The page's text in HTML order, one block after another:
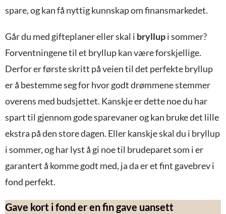
spare, og kan få nyttig kunnskap om finansmarkedet.
Går du med gifteplaner eller skal i bryllupi sommer?
Forventningene til et bryllup kan være forskjellige.
Derfor er første skritt på veien til det perfekte bryllup
er å bestemme seg for hvor godt drømmene stemmer
overens med budsjettet. Kanskje er dette noe du har
spart til gjennom gode sparevaner og kan bruke det lille
ekstra på den store dagen. Eller kanskje skal du i bryllup
i sommer, og har lyst å gi noe til brudeparet som i er
garantert å komme godt med, ja da er et fint gavebrev i
fond perfekt.
Gave kort i fond er en fin gave uansett